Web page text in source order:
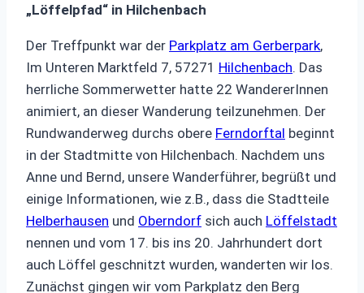
„Löffelpfad“ in Hilchenbach
Der Treffpunkt war der Parkplatz am Gerberpark,
Im Unteren Marktfeld 7, 57271 Hilchenbach. Das
herrliche Sommerwetter hatte 22 WandererInnen
animiert, an dieser Wanderung teilzunehmen. Der
Rundwanderweg durchs obere Ferndorftal beginnt
in der Stadtmitte von Hilchenbach. Nachdem uns
Anne und Bernd, unsere Wanderführer, begrüßt und
einige Informationen, wie z.B., dass die Stadtteile
Helberhausen und Oberndorf sich auch Löffelstadt
nennen und vom 17. bis ins 20. Jahrhundert dort
auch Löffel geschnitzt wurden, wanderten wir los.
Zunächst gingen wir vom Parkplatz den Berg